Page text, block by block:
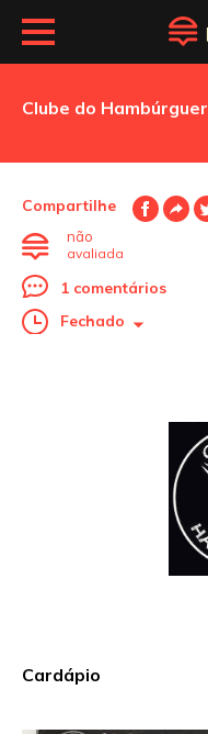
Clube do Hambúrguer
Compartilhe
não
avaliada
1 comentários
Fechado
Cardápio